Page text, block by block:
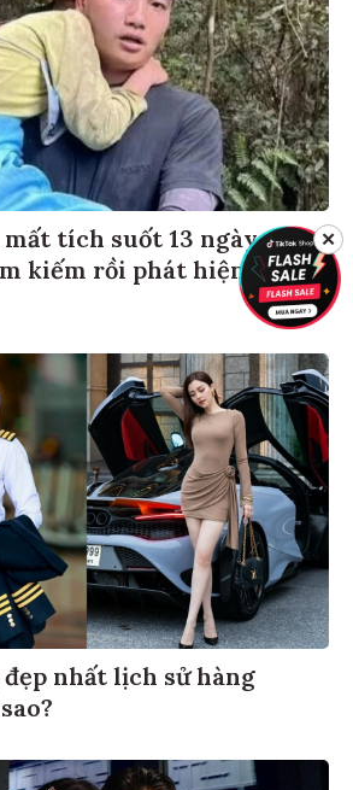
tích suốt 13 ngày, hơn
kiếm rồi phát hiện dấu
nhất lịch sử hàng
✕